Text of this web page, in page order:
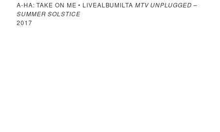
A-HA: TAKE ON ME • LIVEALBUMILTA MTV UNPLUGGED –
SUMMER SOLSTICE
2017